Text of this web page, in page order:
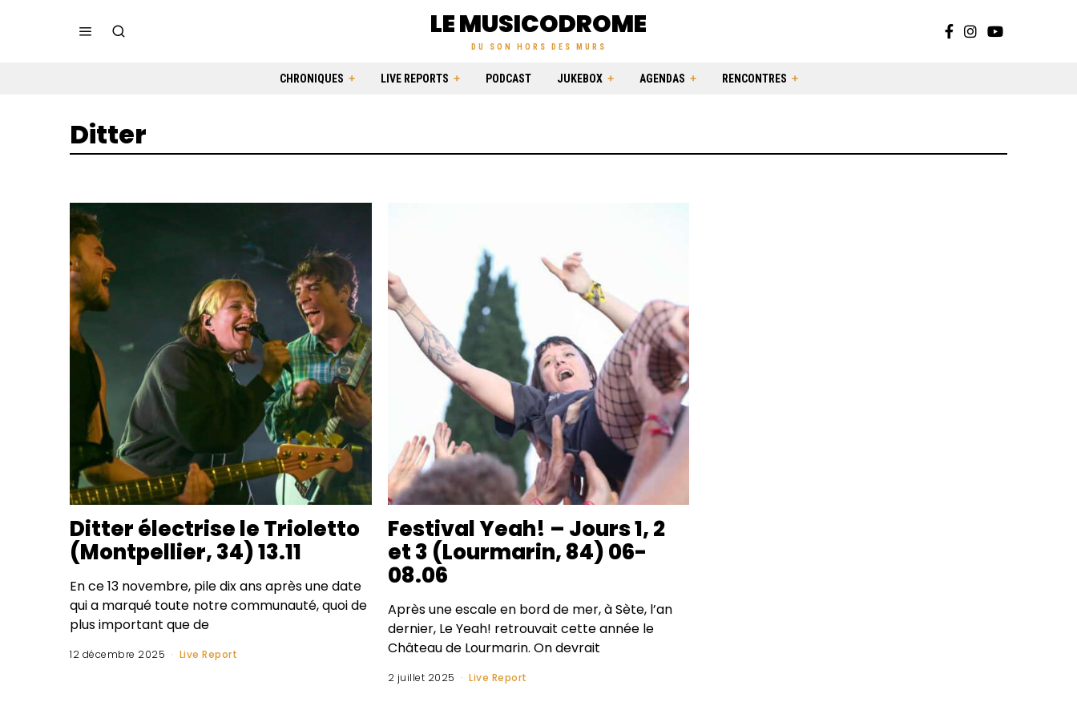
LE MUSICODROME
DU SON HORS DES MURS
CHRONIQUES LIVE REPORTS PODCAST JUKEBOX AGENDAS RENCONTRES
Ditter
Ditter électrise le Trioletto
(Montpellier, 34) 13.11
En ce 13 novembre, pile dix ans après une date
qui a marqué toute notre communauté, quoi de
plus important que de
12 décembre 2025 Live Report
Festival Yeah! – Jours 1, 2
et 3 (Lourmarin, 84) 06-
08.06
Après une escale en bord de mer, à Sète, l’an
dernier, Le Yeah! retrouvait cette année le
Château de Lourmarin. On devrait
2 juillet 2025 Live Report